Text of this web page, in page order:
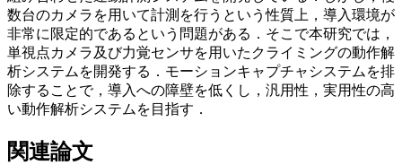
数台のカメラを用いて計測を行うという性質上，導入環境が
非常に限定的であるという問題がある．そこで本研究では，
単視点カメラ及び力覚センサを用いたクライミングの動作解
析システムを開発する．モーションキャプチャシステムを排
除することで，導入への障壁を低くし，汎用性，実用性の高
い動作解析システムを目指す．
関連論文